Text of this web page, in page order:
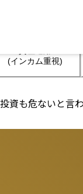
(インカム重視)
資も危ないと言